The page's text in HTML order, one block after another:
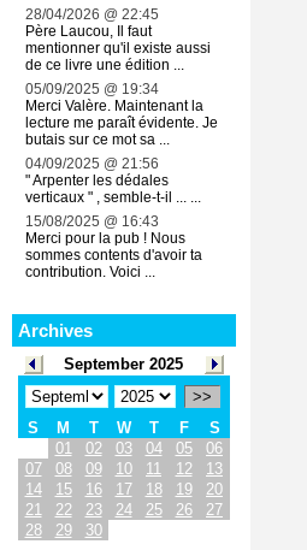
28/04/2026 @ 22:45
Père Laucou, Il faut
mentionner qu'il existe aussi
de ce livre une édition ...
05/09/2025 @ 19:34
Merci Valère. Maintenant la
lecture me paraît évidente. Je
butais sur ce mot sa ...
04/09/2025 @ 21:56
" Arpenter les dédales
verticaux " , semble-t-il ... ...
15/08/2025 @ 16:43
Merci pour la pub ! Nous
sommes contents d'avoir ta
contribution. Voici ...
Archives
September 2025
>>
S
M T W T F
S
01
02 03 04 05
06
07
08 09 10 11 12
13
14
15 16 17 18 19
20
21
22 23 24 25 26
27
28
29 30